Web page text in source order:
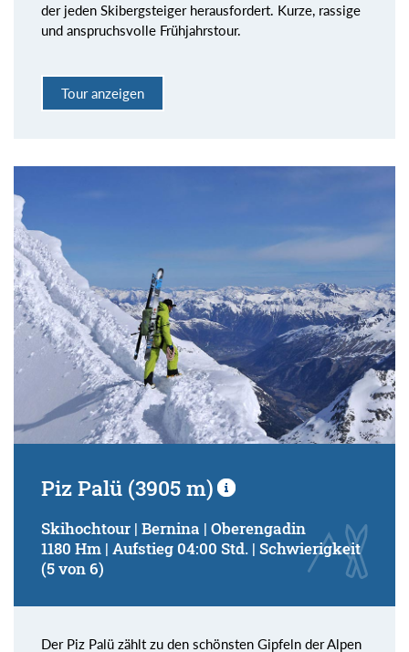
der jeden Skibergsteiger herausfordert. Kurze, rassige
und anspruchsvolle Frühjahrstour.
Tour anzeigen
Piz Palü (3905 m)
Skihochtour | Bernina | Oberengadin
1180 Hm | Aufstieg 04:00 Std. | Schwierigkeit
(5 von 6)
Der Piz Palü zählt zu den schönsten Gipfeln der Alpen